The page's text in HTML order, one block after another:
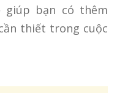
giúp bạn có thêm
thiết trong cuộc